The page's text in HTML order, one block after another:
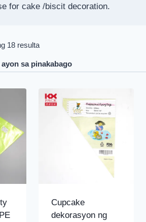
for cake /biscit decoration.
18 resultaPinagsunod
sunod
pinakabagong
Cupcake
dekorasyon ng